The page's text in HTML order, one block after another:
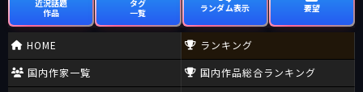
近況話題
作品
タグ
一覧
ランダム表示 要望
HOME
国内作家一覧
ランキング
国内作品総合ランキング